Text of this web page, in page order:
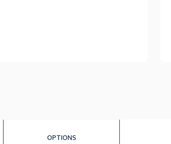
OPTIONS